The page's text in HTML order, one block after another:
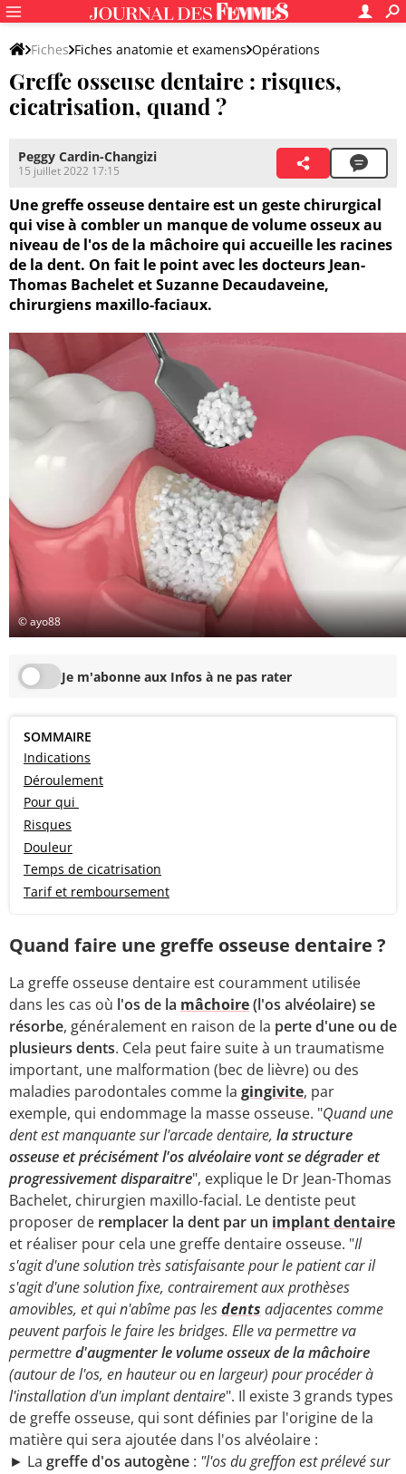
Fiches Fiches anatomie et examens Opérations
Greffe osseuse dentaire : risques,
cicatrisation, quand ?
Peggy Cardin-Changizi
15 juillet 2022 17:15
Une greffe osseuse dentaire est un geste chirurgical
qui vise à combler un manque de volume osseux au
niveau de l'os de la mâchoire qui accueille les racines
de la dent. On fait le point avec les docteurs Jean-
Thomas Bachelet et Suzanne Decaudaveine,
chirurgiens maxillo-faciaux.
© ayo88
Je m'abonne aux Infos à ne pas rater
SOMMAIRE
Indications
Déroulement
Pour qui
Risques
Douleur
Temps de cicatrisation
Tarif et remboursement
Quand faire une greffe osseuse dentaire ?
La greffe osseuse dentaire est couramment utilisée
dans les cas où l'os de la mâchoire(l'os alvéolaire) se
résorbe, généralement en raison de la perte d'une ou de
plusieurs dents. Cela peut faire suite à un traumatisme
important, une malformation (bec de lièvre) ou des
maladies parodontales comme la gingivite, par
exemple, qui endommage la masse osseuse. "Quand une
dent est manquante sur l'arcade dentaire, la structure
osseuse et précisément l'os alvéolaire vont se dégrader et
progressivement disparaitre", explique le Dr Jean-Thomas
Bachelet, chirurgien maxillo-facial. Le dentiste peut
proposer de remplacer la dent par un implant dentaire
et réaliser pour cela une greffe dentaire osseuse. "Il
s'agit d'une solution très satisfaisante pour le patient car il
s'agit d'une solution fixe, contrairement aux prothèses
amovibles, et qui n'abîme pas lesdents adjacentes comme
peuvent parfois le faire les bridges. Elle va permettre va
permettred'augmenter le volume osseux de la mâchoire
(autour de l'os, en hauteur ou en largeur) pour procéder à
l'installation d'un implant dentaire". Il existe 3 grands types
de greffe osseuse, qui sont définies par l'origine de la
matière qui sera ajoutée dans l'os alvéolaire :
► La greffe d'os autogène : "l'os du greffon est prélevé sur